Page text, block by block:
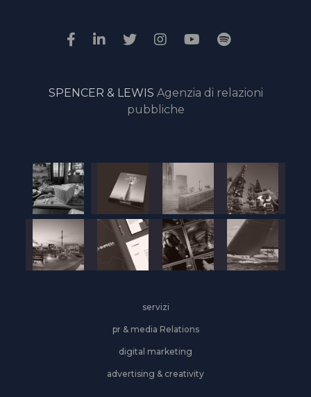
della
giuria
online
SPENCER & LEWIS Agenzia di relazioni
pubbliche
servizi
pr & media Relations
digital marketing
advertising & creativity